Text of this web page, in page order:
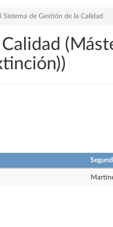
Sistema de Gestión de la Calidad